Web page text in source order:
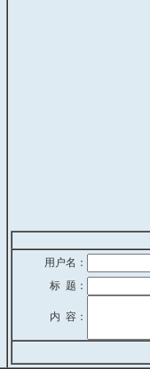
用户名：
标 题：
内 容：